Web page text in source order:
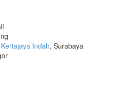
Indah, Surabaya